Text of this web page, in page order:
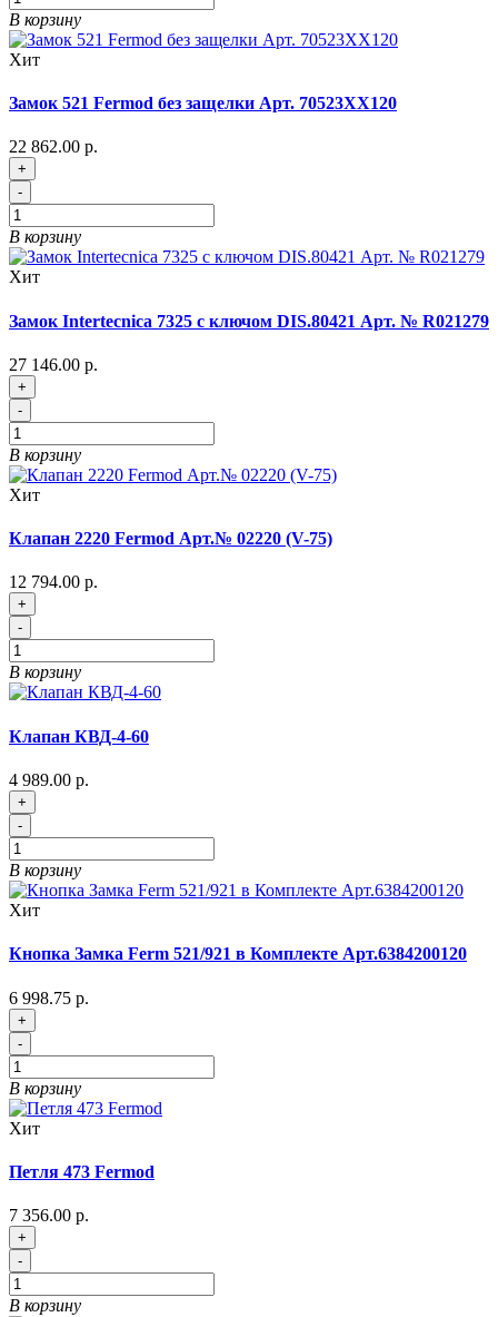
В корзину
Хит
Замок 521 Fermod без защелки Арт. 70523XX120
22 862.00 р.
+
-
В корзину
Хит
Замок Intertecnica 7325 с ключом DIS.80421 Арт. № R021279
27 146.00 р.
+
-
В корзину
Хит
Клапан 2220 Fermod Арт.№ 02220 (V-75)
12 794.00 р.
+
-
В корзину
Клапан КВД-4-60
4 989.00 р.
+
-
В корзину
Хит
Кнопка Замка Ferm 521/921 в Комплекте Арт.6384200120
6 998.75 р.
+
-
В корзину
Хит
Петля 473 Fermod
7 356.00 р.
+
-
В корзину